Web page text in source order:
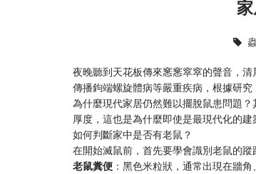
夜晚聽到天花板傳來窸窸窣窣的聲音，
傳播鉤端螺旋體病等嚴重疾病，根據研
為什麼現代家居仍然難以擺脫鼠患問題
厚度，這也是為什麼即使是最現代化的
如何判斷家中是否有老鼠？
在開始滅鼠前，首先要學會識別老鼠的蹤
​老鼠糞便​ ：黑色米粒狀，通常出現在牆